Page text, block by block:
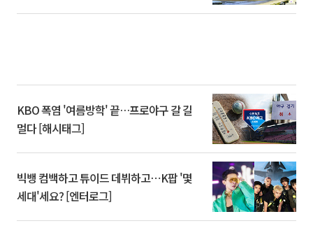
KBO 폭염 '여름방학' 끝…프로야구 갈 길
멀다 [해시태그]
빅뱅 컴백하고 튜이드 데뷔하고⋯K팝 '몇
세대'세요? [엔터로그]